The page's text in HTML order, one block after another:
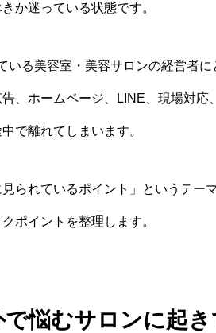
か迷っている状態です。
いる美容室・美容サロンの経営者
、ホームページ、LINE、現場対応
で離れてしまいます。
られているポイント」というテー
ポイントを整理します。
悩むサロンに起